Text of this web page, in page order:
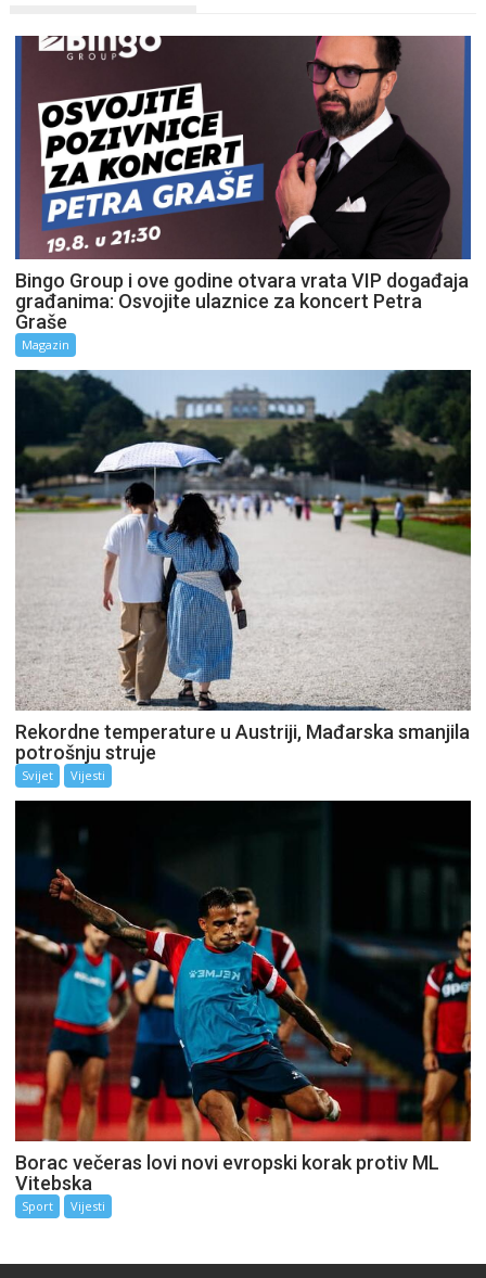
Bingo Group i ove godine otvara vrata VIP događaja
građanima: Osvojite ulaznice za koncert Petra
Graše
Magazin
Rekordne temperature u Austriji, Mađarska smanjila
potrošnju struje
Svijet Vijesti
Borac večeras lovi novi evropski korak protiv ML
Vitebska
Sport Vijesti